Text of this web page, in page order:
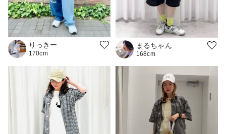
りっきー
170cm
まるちゃん
168cm